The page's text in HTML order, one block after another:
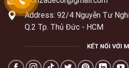
Address: 92/4 Nguyễn Tư
Q.2 Tp. Thủ Đức - HCM
KẾT NỐI VỚI